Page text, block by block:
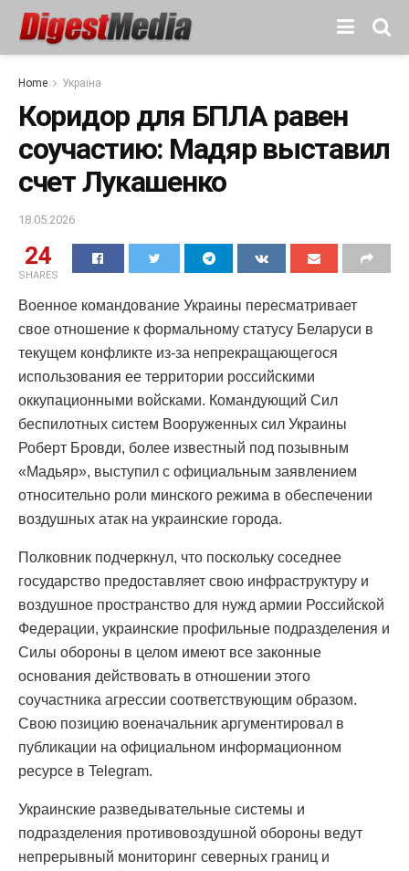
Home Україна
Коридор для БПЛА равен
соучастию: Мадяр выставил
счет Лукашенко
18.05.2026
24
SHARES
Военное командование Украины пересматривает
свое отношение к формальному статусу Беларуси в
текущем конфликте из-за непрекращающегося
использования ее территории российскими
оккупационными войсками. Командующий Сил
беспилотных систем Вооруженных сил Украины
Роберт Бровди, более известный под позывным
«Мадьяр», выступил с официальным заявлением
относительно роли минского режима в обеспечении
воздушных атак на украинские города.
Полковник подчеркнул, что поскольку соседнее
государство предоставляет свою инфраструктуру и
воздушное пространство для нужд армии Российской
Федерации, украинские профильные подразделения и
Силы обороны в целом имеют все законные
основания действовать в отношении этого
соучастника агрессии соответствующим образом.
Свою позицию военачальник аргументировал в
публикации на официальном информационном
ресурсе в Telegram.
Украинские разведывательные системы и
подразделения противовоздушной обороны ведут
непрерывный мониторинг северных границ и